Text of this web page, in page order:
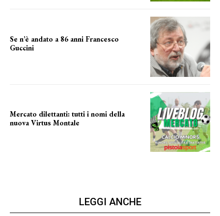
Se n’è andato a 86 anni Francesco
Guccini
Mercato dilettanti: tutti i nomi della
nuova Virtus Montale
LEGGI ANCHE